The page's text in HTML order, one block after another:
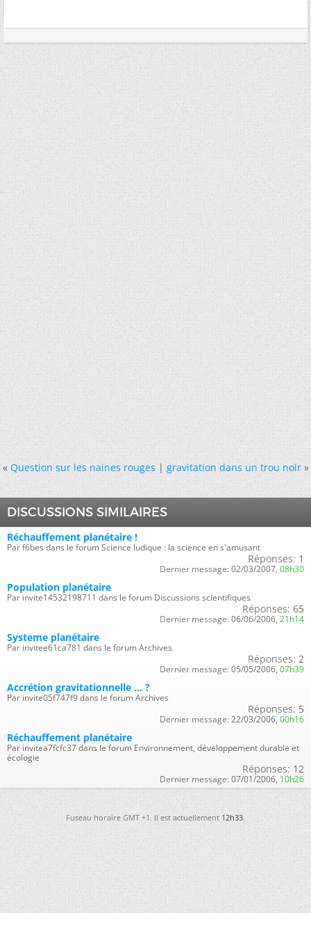
« Question sur les naines rouges|gravitation dans un trou noir »
DISCUSSIONS SIMILAIRES
Réchauffement planétaire !
Par f6bes dans le forum Science ludique : la science en s'amusant
Réponses: 1
Dernier message: 02/03/2007, 08h30
Population planétaire
Par invite14532198711 dans le forum Discussions scientifiques
Réponses: 65
Dernier message: 06/06/2006, 21h14
Systeme planétaire
Par invitee61ca781 dans le forum Archives
Réponses: 2
Dernier message: 05/05/2006, 07h39
Accrétion gravitationnelle ... ?
Par invite05f747f9 dans le forum Archives
Réponses: 5
Dernier message: 22/03/2006, 00h16
Réchauffement planétaire
Par invitea7fcfc37 dans le forum Environnement, développement durable et
écologie
Réponses: 12
Dernier message: 07/01/2006, 10h26
Fuseau horaire GMT +1. Il est actuellement12h33.